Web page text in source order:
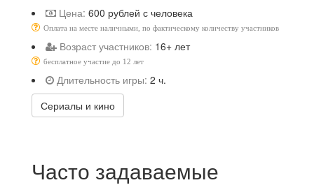
Цена: 600 рублей с человека
Оплата на месте наличными, по фактическому количеству участников
Возраст участников: 16+ лет
бесплатное участие до 12 лет
Длительность игры: 2 ч.
Сериалы и кино
Часто задаваемые